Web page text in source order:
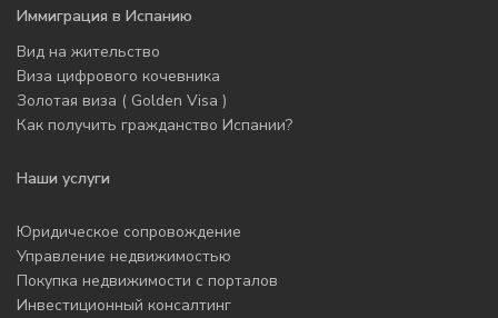
Иммиграция в Испанию
Вид на жительство
Виза цифрового кочевника
Золотая виза ( Golden Visa )
Как получить гражданство Испании?
Наши услуги
Юридическое сопровождение
Управление недвижимостью
Покупка недвижимости с порталов
Инвестиционный консалтинг